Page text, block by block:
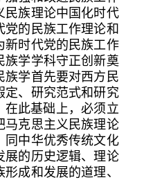
民族理论中国化时代
的民族工作理论和
新时代党的民族工作
族学学科守正创新奠
族学首先要对西方民
定、研究范式和研究
在此基础上，必须立
马克思主义民族理论
同中华优秀传统文化
展的历史逻辑、理论
成和发展的道理、